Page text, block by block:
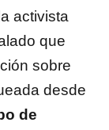
activista
que
sobre
desde
de